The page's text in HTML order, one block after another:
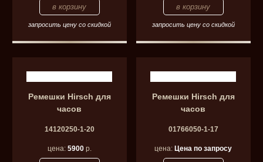
запросить цену со скидкой запросить цену со скидкой
Ремешки Hirsch для
часов
14120250-1-20
цена: 5900р.
Ремешки Hirsch для
часов
01766050-1-17
цена: Цена по запросу